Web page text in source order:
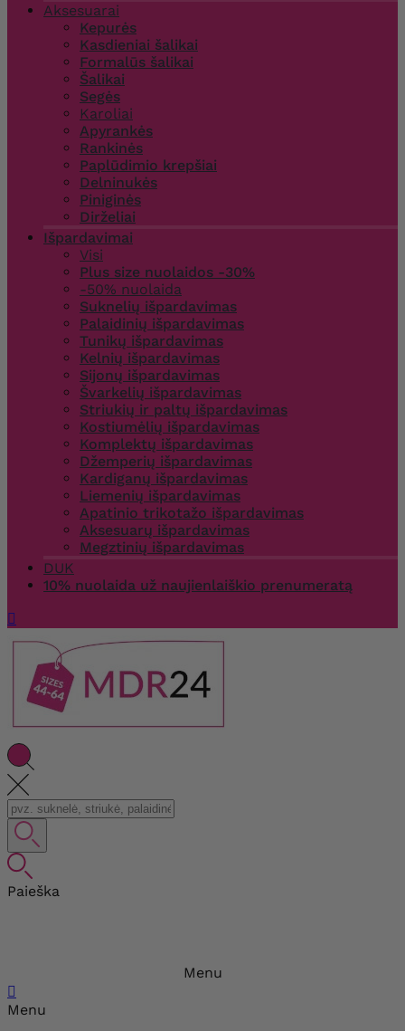
Aksesuarai
Kepurės
Kasdieniai šalikai
Formalūs šalikai
Šalikai
Segės
Karoliai
Apyrankės
Rankinės
Paplūdimio krepšiai
Delninukės
Piniginės
Dirželiai
Išpardavimai
Visi
Plus size nuolaidos -30%
-50% nuolaida
Suknelių išpardavimas
Palaidinių išpardavimas
Tunikų išpardavimas
Kelnių išpardavimas
Sijonų išpardavimas
Švarkelių išpardavimas
Striukių ir paltų išpardavimas
Kostiumėlių išpardavimas
Komplektų išpardavimas
Džemperių išpardavimas
Kardiganų išpardavimas
Liemenių išpardavimas
Apatinio trikotažo išpardavimas
Aksesuarų išpardavimas
Megztinių išpardavimas
DUK
10% nuolaida už naujienlaiškio prenumeratą

Paieška
Menu

Menu